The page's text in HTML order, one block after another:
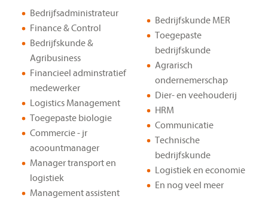
Vacatures & stages
Onze vestigingen
Aanmelden nieuwsbrief
Bedrijfsadministrateur
Finance & Control
Bedrijfskunde &
Agribusiness
Financieel adminstratief
medewerker
Logistics Management
Toegepaste biologie
Commercie - jr
acoountmanager
Manager transport en
logistiek
Management assistent
Bedrijfskunde MER
Toegepaste
bedrijfskunde
Agrarisch
ondernemerschap
Dier- en veehouderij
HRM
Communicatie
Technische
bedrijfskunde
Logistiek en economie
En nog veel meer